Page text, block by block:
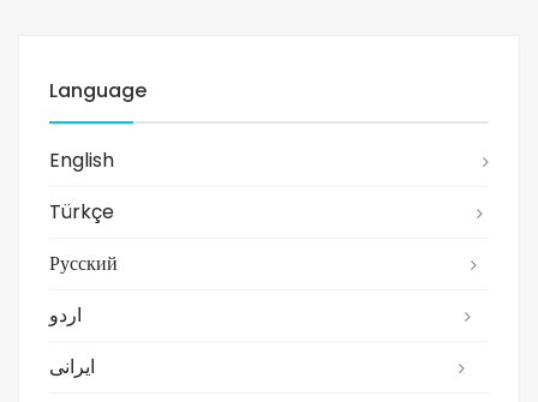
Language
English
Türkçe
Русский
اردو
ایرانی